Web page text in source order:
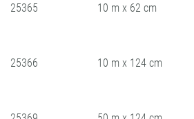
25365 10 m x 62 cm
25366 10 m x 124 cm